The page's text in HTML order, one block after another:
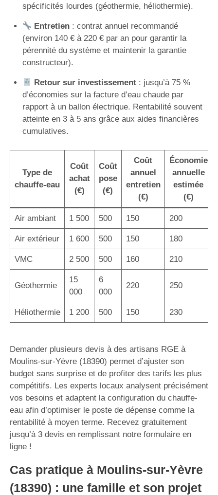
spécificités lourdes (géothermie, héliothermie).
Entretien: contrat annuel recommandé
(environ 140 € à 220 € par an pour garantir la
pérennité du système et maintenir la garantie
constructeur).
Retour sur investissement: jusqu’à 75 %
d’économies sur la facture d’eau chaude par
rapport à un ballon électrique. Rentabilité souvent
atteinte en 3 à 5 ans grâce aux aides financières
cumulatives.
Type de
chauffe-eau
Coût
achat
(€)
Coût
pose
(€)
Coût
annuel
entretien
(€)
Économie
annuelle
estimée
(€)
Air ambiant 1 500 500 150 200
Air extérieur 1 600 500 150 180
VMC 2 500 500 160 210
Géothermie
15
000
6
000
220 250
Héliothermie 1 200 500 150 230
Demander plusieurs devis à des artisans RGE à
Moulins-sur-Yèvre (18390) permet d’ajuster son
budget sans surprise et de profiter des tarifs les plus
compétitifs. Les experts locaux analysent précisément
vos besoins et adaptent la configuration du chauffe-
eau afin d’optimiser le poste de dépense comme la
rentabilité à moyen terme. Recevez gratuitement
jusqu’à 3 devis en remplissant notre formulaire en
ligne !
Cas pratique à Moulins-sur-Yèvre
(18390) : une famille et son projet